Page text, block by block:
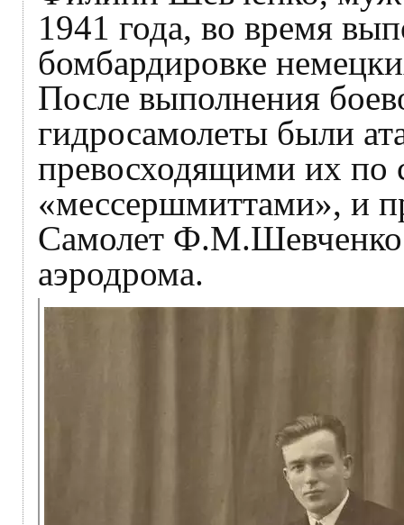
1941 года, во время
бомбардировке
После выполнения
гидросамолеты были
превосходящими их по
«мессершмиттами», и
Самолет Ф.М.Шевченко
аэродрома.